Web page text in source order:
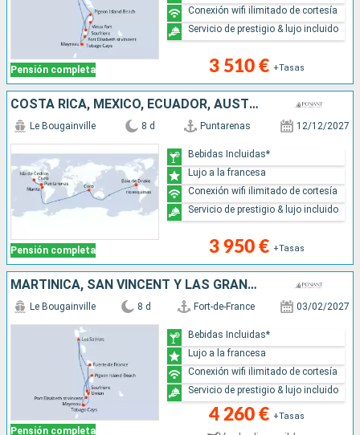
Pensión completa 3 510 € +Tasas
Conexión wifi ilimitado de cortesía
Servicio de prestigio & lujo incluido
COSTA RICA, MÉXICO, ECUADOR, AUSTRALIA
Pensión completa
Le Bougainville 8 d Puntarenas 12/12/2027
3 950 € +Tasas
Bebidas Incluidas*
Lujo a la francesa
Conexión wifi ilimitado de cortesía
Servicio de prestigio & lujo incluido
MARTINICA, SAN VINCENT Y LAS GRANADINAS, SANTA LUCIA, GUADALUPE
Pensión completa
Le Bougainville 8 d Fort-de-France 03/02/2027
4 260 € +Tasas
Bebidas Incluidas*
Lujo a la francesa
Conexión wifi ilimitado de cortesía
Servicio de prestigio & lujo incluido